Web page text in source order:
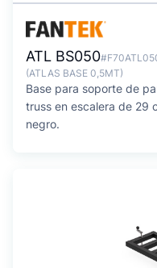
ATL BS050
(ATLAS BASE 0,5MT)
Base para soporte de
truss en escalera de 29
negro.